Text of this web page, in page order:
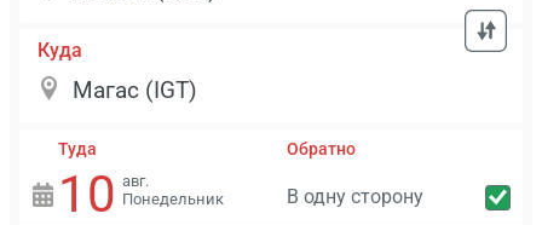
Куда
Туда
10 авг.
Понедельник
Обратно
В одну сторону